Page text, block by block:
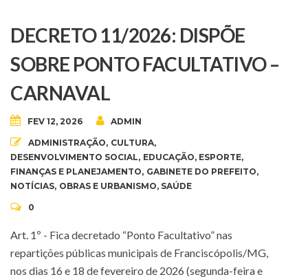
DECRETO 11/2026: DISPÕE
SOBRE PONTO FACULTATIVO –
CARNAVAL
FEV 12, 2026 ADMIN
ADMINISTRAÇÃO, CULTURA,
DESENVOLVIMENTO SOCIAL, EDUCAÇÃO, ESPORTE,
FINANÇAS E PLANEJAMENTO, GABINETE DO PREFEITO,
NOTÍCIAS, OBRAS E URBANISMO, SAÚDE
0
Art. 1º - Fica decretado “Ponto Facultativo” nas
repartições públicas municipais de Franciscópolis/MG,
nos dias 16 e 18 de fevereiro de 2026 (segunda-feira e